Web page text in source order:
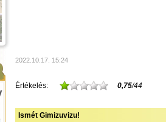
2022.10.17. 15:24
Értékelés: 0,75/44
Ismét Gimizuvizu!